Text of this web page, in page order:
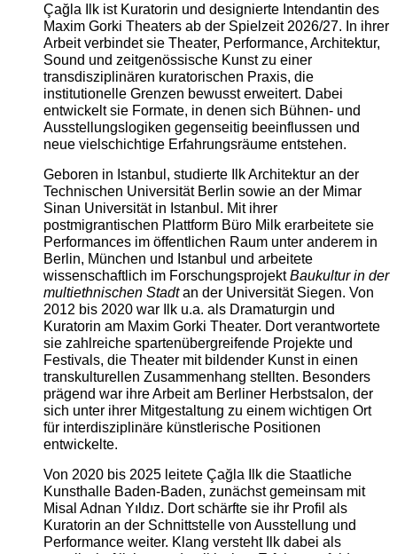
Çağla Ilk ist Kuratorin und designierte Intendantin des
Maxim Gorki Theaters ab der Spielzeit 2026/27. In ihrer
Arbeit verbindet sie Theater, Performance, Architektur,
Sound und zeitgenössische Kunst zu einer
transdisziplinären kuratorischen Praxis, die
institutionelle Grenzen bewusst erweitert. Dabei
entwickelt sie Formate, in denen sich Bühnen- und
Ausstellungslogiken gegenseitig beeinflussen und
neue vielschichtige Erfahrungsräume entstehen.
Geboren in Istanbul, studierte Ilk Architektur an der
Technischen Universität Berlin sowie an der Mimar
Sinan Universität in Istanbul. Mit ihrer
postmigrantischen Plattform Büro Milk erarbeitete sie
Performances im öffentlichen Raum unter anderem in
Berlin, München und Istanbul und arbeitete
wissenschaftlich im ForschungsprojektBaukultur in der
multiethnischen Stadtan der Universität Siegen. Von
2012 bis 2020 war Ilk u.a. als Dramaturgin und
Kuratorin am Maxim Gorki Theater. Dort verantwortete
sie zahlreiche spartenübergreifende Projekte und
Festivals, die Theater mit bildender Kunst in einen
transkulturellen Zusammenhang stellten. Besonders
prägend war ihre Arbeit am Berliner Herbstsalon, der
sich unter ihrer Mitgestaltung zu einem wichtigen Ort
für interdisziplinäre künstlerische Positionen
entwickelte.
Von 2020 bis 2025 leitete Çağla Ilk die Staatliche
Kunsthalle Baden-Baden, zunächst gemeinsam mit
Misal Adnan Yıldız. Dort schärfte sie ihr Profil als
Kuratorin an der Schnittstelle von Ausstellung und
Performance weiter. Klang versteht Ilk dabei als